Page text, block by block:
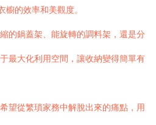
櫥的效率和美觀度。
縮的鍋蓋架、能旋轉的調料架，還是分
最大化利用空間，讓收納變得簡單有
望從繁瑣家務中解脫出來的痛點，用